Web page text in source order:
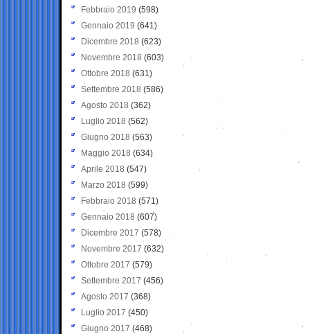
Febbraio 2019 (598)
Gennaio 2019 (641)
Dicembre 2018 (623)
Novembre 2018 (603)
Ottobre 2018 (631)
Settembre 2018 (586)
Agosto 2018 (362)
Luglio 2018 (562)
Giugno 2018 (563)
Maggio 2018 (634)
Aprile 2018 (547)
Marzo 2018 (599)
Febbraio 2018 (571)
Gennaio 2018 (607)
Dicembre 2017 (578)
Novembre 2017 (632)
Ottobre 2017 (579)
Settembre 2017 (456)
Agosto 2017 (368)
Luglio 2017 (450)
Giugno 2017 (468)